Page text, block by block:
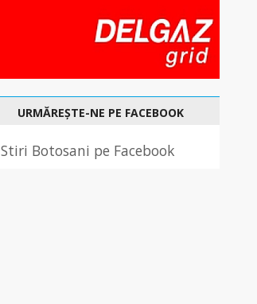
URMĂREȘTE-NE PE FACEBOOK
Stiri Botosani pe Facebook